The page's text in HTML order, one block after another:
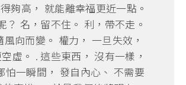
夠高， 就能離幸福更近一點。
？ 名，留不住。 利，帶不走。
風向而變。 權力， 一旦失效，
虛。 . 這些東西， 沒有一樣，
怕一瞬間， 發自內心、 不需要